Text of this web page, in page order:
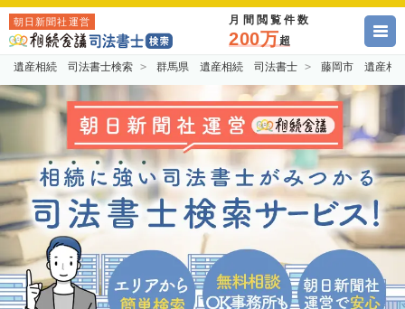
朝日新聞社運営 月間閲覧件数
200万超
遺産相続 司法書士検索 群馬県 遺産相続 司法書士 藤岡市 遺産相